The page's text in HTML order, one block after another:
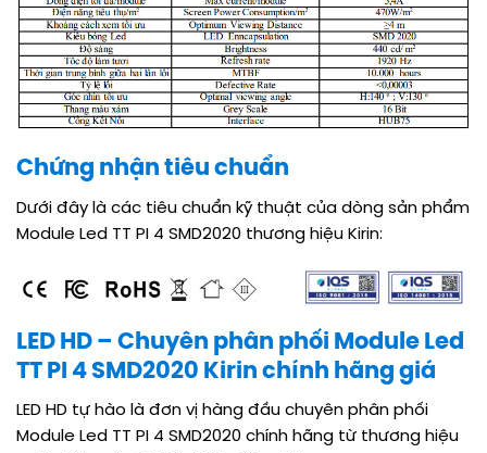
Chứng nhận tiêu chuẩn
Dưới đây là các tiêu chuẩn kỹ thuật của dòng sản phẩm
Module Led TT PI 4 SMD2020 thương hiệu Kirin:
LED HD – Chuyên phân phối Module Led
TT PI 4 SMD2020 Kirin chính hãng giá
LED HD tự hào là đơn vị hàng đầu chuyên phân phối
Module Led TT PI 4 SMD2020 chính hãng từ thương hiệu